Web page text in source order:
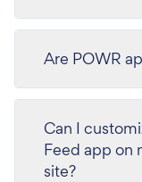
Are POWR
Can I
Feed app on
site?